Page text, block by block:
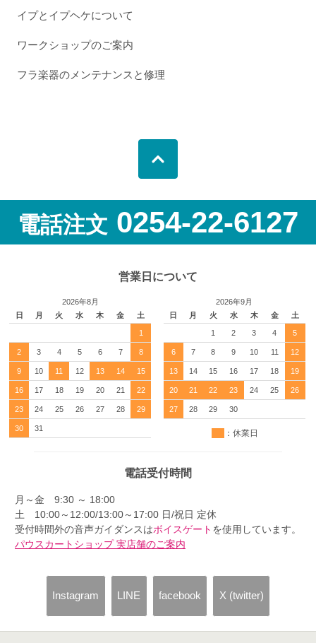
イプとイプヘケについて
ワークショップのご案内
フラ楽器のメンテナンスと修理
電話注文 0254-22-6127
営業日について
2026年8月
日
月 火 水 木 金 土
1
2 3 4 5 6 7 8
9 10 11 12 13 14 15
16 17 18 19 20 21 22
23 24 25 26 27 28 29
30 31
2026年9月
日
月 火 水 木 金 土
1 2 3 4 5
6 7 8 9 10 11 12
13 14 15 16 17 18 19
20 21 22 23 24 25 26
27 28 29 30
：休業日
電話受付時間
月～金 9:30 ～ 18:00
土 10:00～12:00/13:00～17:00 日/祝日 定休
受付時間外の音声ガイダンスはボイスゲート を使用しています。
パウスカートショップ 実店舗のご案内
Instagram LINE facebook X (twitter)